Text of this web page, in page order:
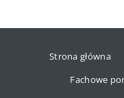
Strona główna
Fachowe